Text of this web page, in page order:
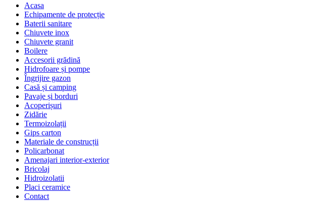
Acasa
Echipamente de protecție
Baterii sanitare
Chiuvete inox
Chiuvete granit
Boilere
Accesorii grădină
Hidrofoare și pompe
Îngrijire gazon
Casă și camping
Pavaje și borduri
Acoperișuri
Zidărie
Termoizolații
Gips carton
Materiale de construcții
Policarbonat
Amenajari interior-exterior
Bricolaj
Hidroizolatii
Placi ceramice
Contact